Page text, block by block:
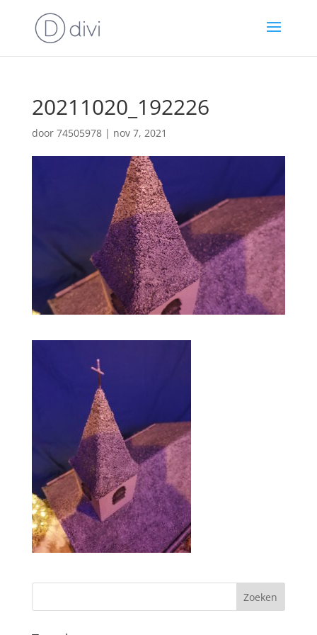
20211020_192226
door 74505978| nov 7, 2021
Zoeken